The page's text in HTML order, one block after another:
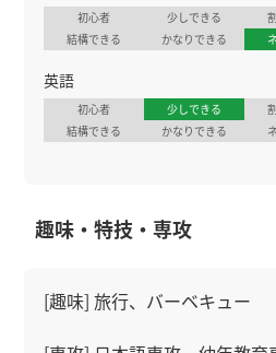
初心者 少しできる
結構できる
かなりできる
英語
初心者 少しできる
結構できる
かなりできる
趣味・特技・専攻
[趣味] 旅行、バーベキュー